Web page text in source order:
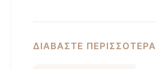
ΔΙΑΒΑΣΤΕ ΠΕΡΙΣΣΟΤΕΡΑ